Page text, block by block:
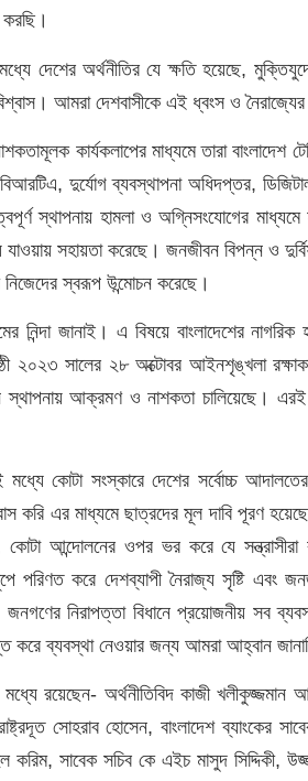
করছি।
দেশের অর্থনীতির যে ক্ষতি হয়েছে,
আমরা দেশবাসীকে এই ধ্বংস ও
কার্যকলাপের মাধ্যমে তারা বাংলাদেশ
দুর্যোগ ব্যবস্থাপনা অধিদপ্তর,
স্থাপনায় হামলা ও অগ্নিসংযোগের
যাওয়ায় সহায়তা করেছে। জনজীবন বিপন্ন ও
স্বরূপ উন্মোচন করেছে।
নিন্দা জানাই। এ বিষয়ে বাংলাদেশের
২০২৩ সালের ২৮ অক্টোবর আইনশৃঙ্খলা
স্থাপনায় আক্রমণ ও নাশকতা চালিয়েছে। এরই
কোটা সংস্কারে দেশের সর্বোচ্চ
করি এর মাধ্যমে ছাত্রদের মূল দাবি পূরণ
আন্দোলনের ওপর ভর করে যে সন্ত্রাসীরা
পরিণত করে দেশব্যাপী নৈরাজ্য সৃষ্টি এবং
নিরাপত্তা বিধানে প্রয়োজনীয় সব
করে ব্যবস্থা নেওয়ার জন্য আমরা আহ্বান
মধ্যে রয়েছেন- অর্থনীতিবিদ কাজী খলীকুজ্জমান
সোহরাব হোসেন, বাংলাদেশ ব্যাংকের
সাবেক সচিব কে এইচ মাসুদ সিদ্দিকী,